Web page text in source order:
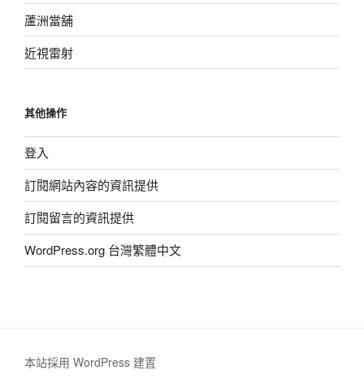
蘆洲當舖
近視雷射
其他操作
登入
訂閱網站內容的資訊提供
訂閱留言的資訊提供
WordPress.org 台灣繁體中文
本站採用 WordPress 建置